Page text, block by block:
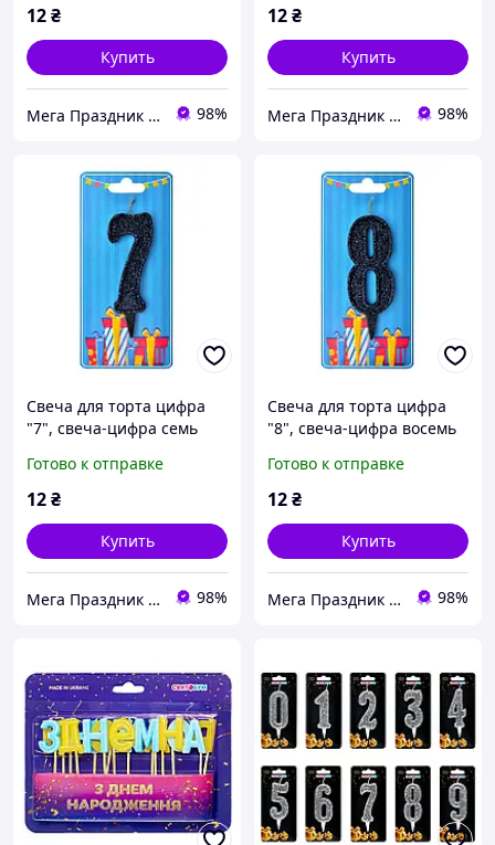
12₴
Купить
Мега Праздник – магазин аксессуаров для праздника и все для оформления воздушными шарами ОПТ. 98%
12₴
Купить
Мега Праздник – магазин аксессуаров для праздника и все для оформления воздушными шарами ОПТ. 98%
Свеча для торта цифра
"7", свеча-цифра семь
Готово к отправке
12₴
Купить
Мега Праздник – магазин аксессуаров для праздника и все для оформления воздушными шарами ОПТ. 98%
Свеча для торта цифра
"8", свеча-цифра восемь
Готово к отправке
12₴
Купить
Мега Праздник – магазин аксессуаров для праздника и все для оформления воздушными шарами ОПТ. 98%